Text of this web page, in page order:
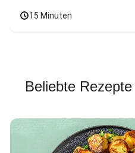
15 Minuten
Beliebte